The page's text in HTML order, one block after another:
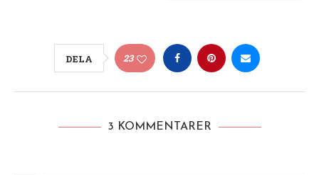
DELA 23
3 KOMMENTARER